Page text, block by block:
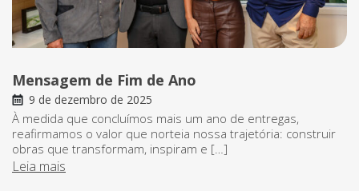
Mensagem de Fim de Ano
9 de dezembro de 2025
À medida que concluímos mais um ano de entregas,
reafirmamos o valor que norteia nossa trajetória: construir
obras que transformam, inspiram e […]
Leia mais